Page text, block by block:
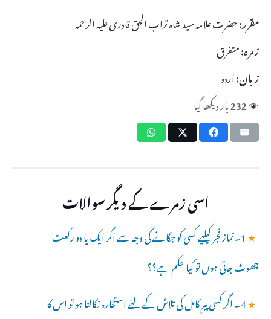
مقرر:حضرت علامہ سید شاہ تراب الحق قادری علیہ الرحمہ
زمرہ:متفرق
زبان:اردو
232بار دیکھا گیا
اسی زمرے کے دیگر سوالات
★ 1۔نماز فجر کیلیے کسی کو جگانے کی وجہ سے اگر ایک یا دو رکعت
چھوٹ جاتی ہوں تو کیا حکم ہے؟؟
★ 4۔ اگر کسی پیرِ کامل کی تلاش کے لئے استخارہ نکالنا ہو تو اس کا